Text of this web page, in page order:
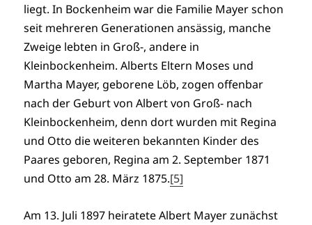
liegt. In Bockenheim war die Familie Mayer schon
seit mehreren Generationen ansässig, manche
Zweige lebten in Groß-, andere in
Kleinbockenheim. Alberts Eltern Moses und
Martha Mayer, geborene Löb, zogen offenbar
nach der Geburt von Albert von Groß- nach
Kleinbockenheim, denn dort wurden mit Regina
und Otto die weiteren bekannten Kinder des
Paares geboren, Regina am 2. September 1871
und Otto am 28. März 1875.[5]
Am 13. Juli 1897 heiratete Albert Mayer zunächst